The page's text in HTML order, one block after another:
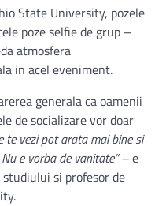
State University, pozele
poze selfie de grup –
atmosfera
in acel eveniment.
generala ca oamenii
de socializare vor doar
te vezi pot arata mai bine si
e vorba de vanitate” –e
si profesor de